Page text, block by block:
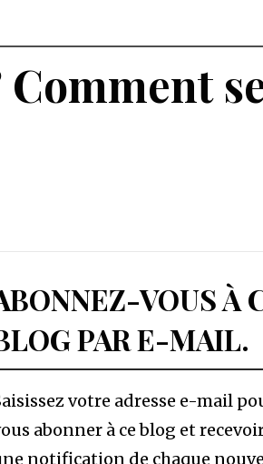
VOUS À
PAR E-MAIL.
votre adresse e-mail
abonner à ce blog et
notification de chaque